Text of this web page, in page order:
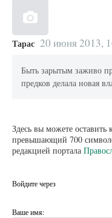
Тарас 20 июня 2013,
Быть зарытым заживо
предков делала новая
Здесь вы можете оставить
превышающий 700
редакцией портала
Войдите через
Ваше имя: